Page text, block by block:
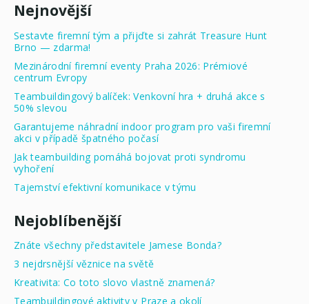
Nejnovější
Sestavte firemní tým a přijďte si zahrát Treasure Hunt
Brno — zdarma!
Mezinárodní firemní eventy Praha 2026: Prémiové
centrum Evropy
Teambuildingový balíček: Venkovní hra + druhá akce s
50% slevou
Garantujeme náhradní indoor program pro vaši firemní
akci v případě špatného počasí
Jak teambuilding pomáhá bojovat proti syndromu
vyhoření
Tajemství efektivní komunikace v týmu
Nejoblíbenější
Znáte všechny představitele Jamese Bonda?
3 nejdrsnější věznice na světě
Kreativita: Co toto slovo vlastně znamená?
Teambuildingové aktivity v Praze a okolí